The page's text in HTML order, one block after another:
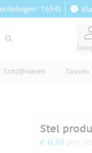
1654)
Schrijfwaren Tassen
Stel
€ 0,30 per